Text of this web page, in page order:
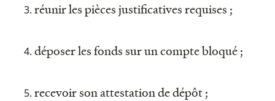
réunir les pièces justificatives requises ;
déposer les fonds sur un compte bloqué ;
recevoir son attestation de dépôt ;